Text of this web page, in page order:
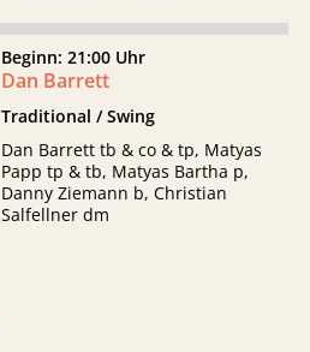
Beginn: 21:00 Uhr
Dan Barrett
Traditional / Swing
Dan Barrett tb & co & tp, Matyas
Papp tp & tb, Matyas Bartha p,
Danny Ziemann b, Christian
Salfellner dm